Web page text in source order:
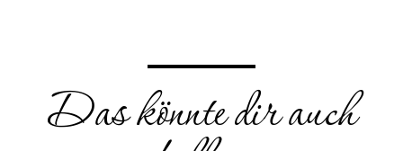
Das könnte dir auch